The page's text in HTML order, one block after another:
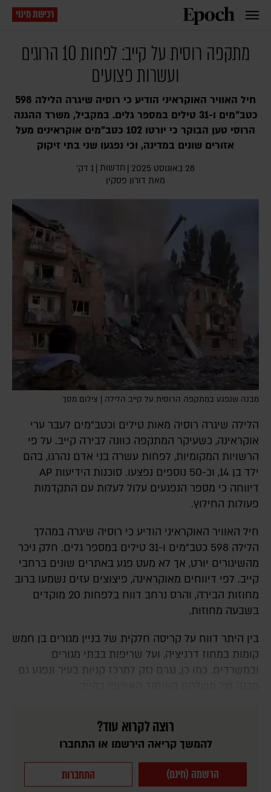
רכישת מינוי
מתקפה רוסית על קייב: לפחות 10 הרוגים
ועשרות פצועים
חיל האוויר האוקראיני הודיע כי רוסיה שיגרה הלילה 598
כטב"מים ו-31 טילים במספר גלים. במקביל, משרד ההגנה
הרוסי טען הבוקר כי יורטו 102 כטב"מים אוקראינים מעל
אזורים שונים במדינה, וכי נפגעו שני בתי זיקוק
28 באוגוסט 2025 | חדשות | 1 דק׳
מאת דורון פסקין
מבנה שנפגע במתקפה הרוסית על קייב הלילה | צילום מסך
הלילה שיגרה רוסיה מאות טילים וכטב"מים לעבר ערי
אוקראינה, כשעיקר המתקפה כוונה לבירה קייב. על פי
הרשויות המקומיות, לפחות עשרה בני אדם נהרגו, בהם
ילד בן 14, וכ-50 נוספים נפצעו. סוכנות הידיעות AP
דיווחה כי מספר הנפגעים עלול לעלות עם התקדמות
פעולות החילוץ.
חיל האוויר האוקראיני הודיע כי רוסיה שיגרה במהלך
הלילה 598 כטב"מים ו-31 טילים במספר גלים. חלק ניכר
מהשיגורים יורט, אך לא מעט פגע באתרים שונים ברחבי
קייב. לפי דיווחים מאוקראינה, פיצוצים עזים נשמעו ברוב
מחוזות הבירה, והרס נרחב דווח בלפחות 20 מוקדים
בשבעה מחוזות.
בין היתר דווח על קריסה חלקית של בניין מגורים בן חמש
קומות במחוז דרניציה, ועל שריפות בבתי מגורים
ובמשרדים. כמו כן, נגרם נזק למרכז קניות בעיר ונפגע גם
רוצה לקרוא עוד?
להמשך קריאה הירשמו או התחברו
הרשמה (חינם) התחברות